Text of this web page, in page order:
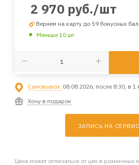
2 970 руб./шт
Вернем на карту до 59 бонусных
Меньше 10 шт
Самовывоз: 08.08.2026, после 8:30, в 1
Хочу в подарок
ЗАПИСЬ НА СЕРВИС
Цена может отличаться от цен в розничных